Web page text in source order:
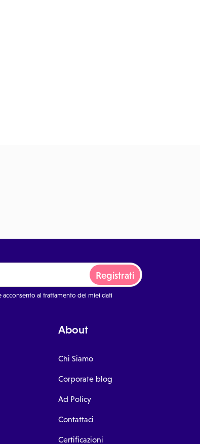
Registrati
acconsento al trattamento dei miei dati
About
Chi Siamo
Corporate blog
Ad Policy
Contattaci
Certificazioni